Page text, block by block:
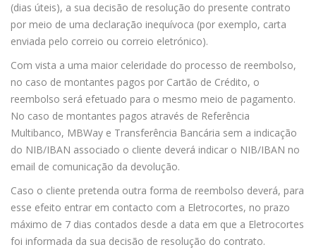
(dias úteis), a sua decisão de resolução do presente contrato
por meio de uma declaração inequívoca (por exemplo, carta
enviada pelo correio ou correio eletrónico).
Com vista a uma maior celeridade do processo de reembolso,
no caso de montantes pagos por Cartão de Crédito, o
reembolso será efetuado para o mesmo meio de pagamento.
No caso de montantes pagos através de Referência
Multibanco, MBWay e Transferência Bancária sem a indicação
do NIB/IBAN associado o cliente deverá indicar o NIB/IBAN no
email de comunicação da devolução.
Caso o cliente pretenda outra forma de reembolso deverá, para
esse efeito entrar em contacto com a Eletrocortes, no prazo
máximo de 7 dias contados desde a data em que a Eletrocortes
foi informada da sua decisão de resolução do contrato.